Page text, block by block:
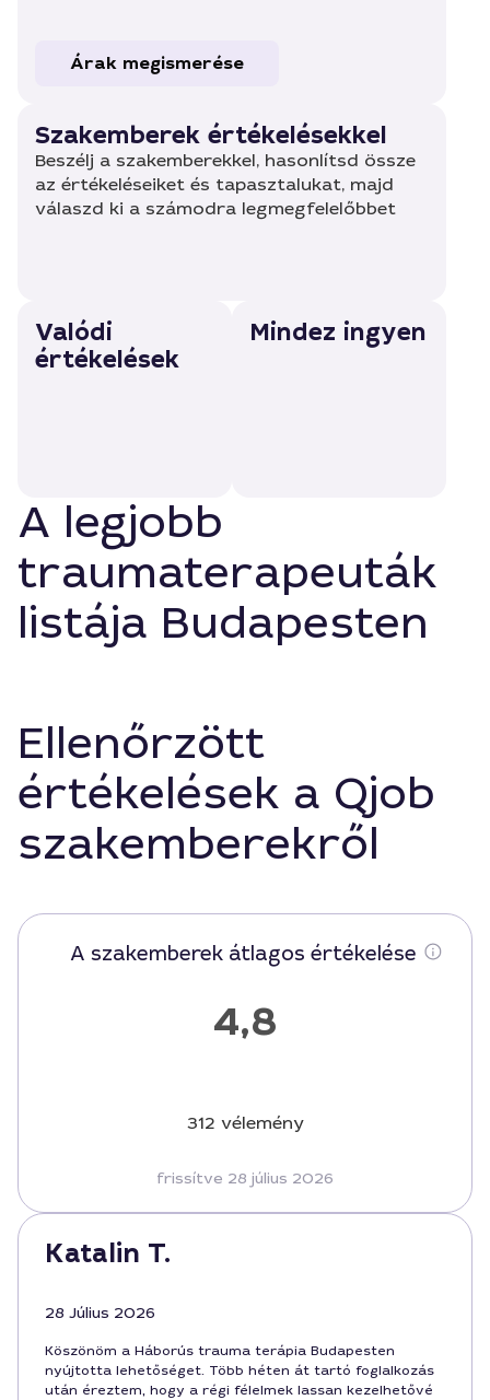
Árak megismerése
Szakemberek értékelésekkel
Beszélj a szakemberekkel, hasonlítsd össze
az értékeléseiket és tapasztalukat, majd
válaszd ki a számodra legmegfelelőbbet
Valódi
értékelések
Mindez ingyen
A legjobb
traumaterapeuták
listája Budapesten
Ellenőrzött
értékelések a Qjob
szakemberekről
A szakemberek átlagos értékelése
4,8
312 vélemény
frissítve 28 július 2026
Katalin T.
28 Július 2026
Köszönöm a Háborús trauma terápia Budapesten
nyújtotta lehetőséget. Több héten át tartó foglalkozás
után éreztem, hogy a régi félelmek lassan kezelhetővé